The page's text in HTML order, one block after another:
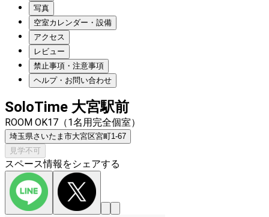
写真
空室カレンダー・設備
アクセス
レビュー
禁止事項・注意事項
ヘルプ・お問い合わせ
SoloTime 大宮駅前
ROOM OK17（1名用完全個室）
埼玉県さいたま市大宮区宮町1-67
見学不可
スペース情報をシェアする